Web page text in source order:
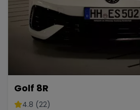
Golf 8R
4.8 (22)